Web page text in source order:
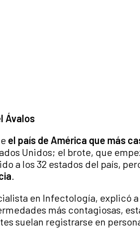
Ávalos
el país de América que más
Unidos; el brote, que
a los 32 estados del país,
.
en Infectología, explicó a
más contagiosas,
suelan registrarse en